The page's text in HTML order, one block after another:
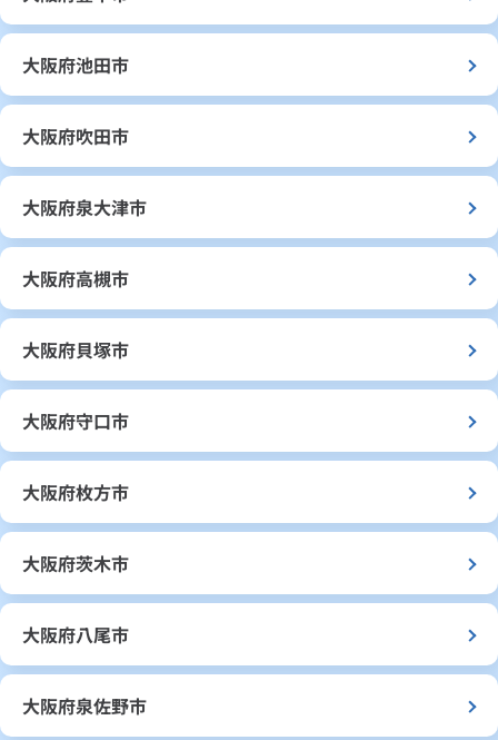
大阪府池田市
大阪府吹田市
大阪府泉大津市
大阪府高槻市
大阪府貝塚市
大阪府守口市
大阪府枚方市
大阪府茨木市
大阪府八尾市
大阪府泉佐野市